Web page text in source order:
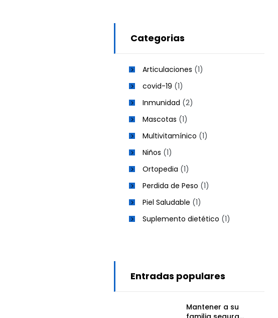
Categorias
Articulaciones (1)
covid-19 (1)
Inmunidad (2)
Mascotas (1)
Multivitamínico (1)
Niños (1)
Ortopedia (1)
Perdida de Peso (1)
Piel Saludable (1)
Suplemento dietético (1)
Entradas populares
Mantener a su